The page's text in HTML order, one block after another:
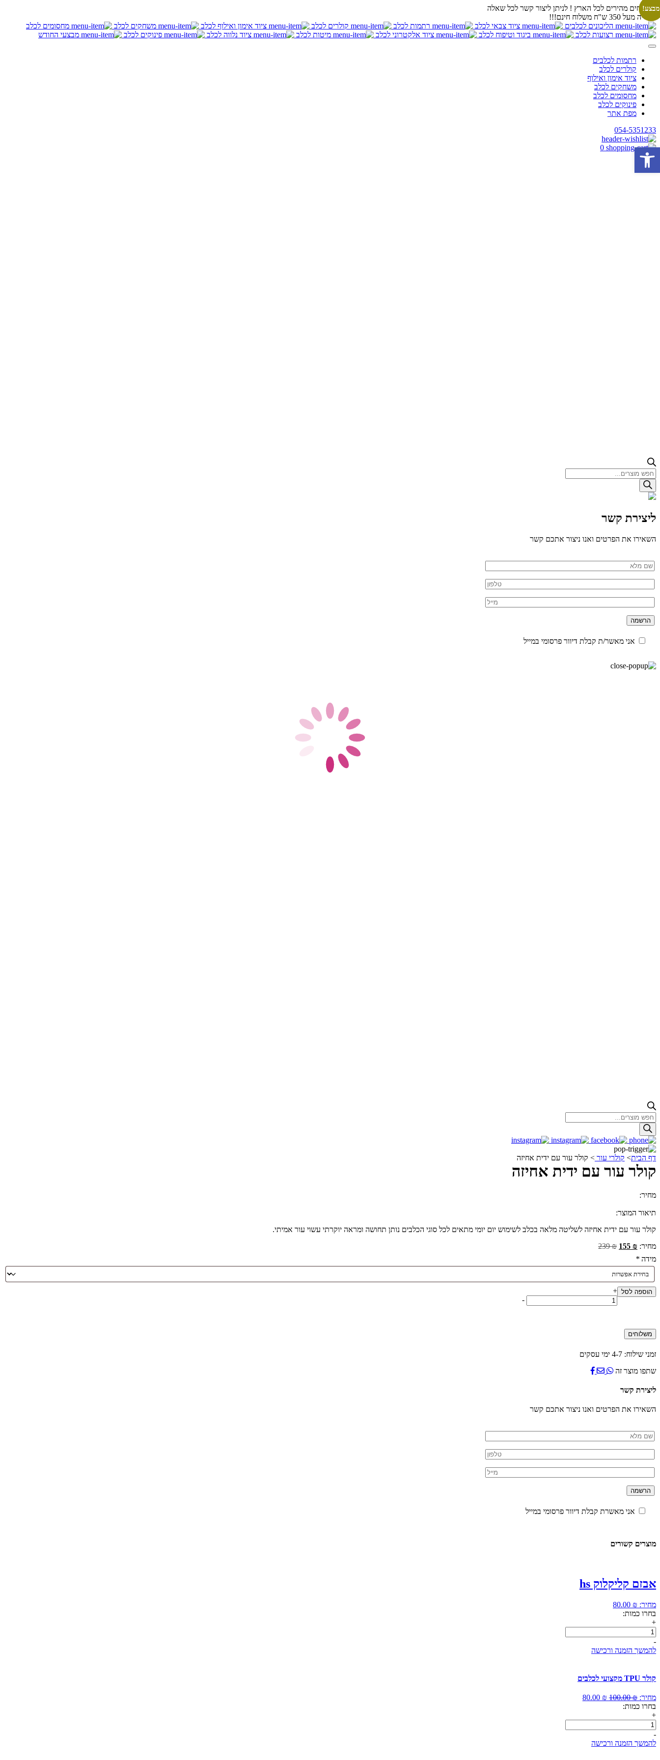
משלוחים מהירים לכל הארץ ! לניתן ליצור קשר לכל שאלה
בקנייה מעל 350 ש"ח משלוח חינם!!!
הליכונים לכלבים
ציוד צבאי לכלב רתמות לכלב קולרים לכלב ציוד אימון ואילוף לכלב משחקים לכלב
מחסומים לכלב
רצועות לכלב
ביגוד וטיפוח לכלב ציוד אלקטרוני לכלב מיטות לכלב ציוד נלווה לכלב פינוקים לכלב מבצעי החודש
רתמות לכלבים
קולרים לכלב
ציוד אימון ואילוף
משחקים לכלב
מחסומים לכלב
פינוקים לכלב
מפת אתר
054-5351233
0
Products
search
ליצירת קשר
השאירו את הפרטים ואנו ניצור אתכם קשר
אני מאשר/ת קבלת דיוור פרסומי במייל
Products
search
דף הבית> קולרי עור > קולר עור עם ידית אחיזה
קולר עור עם ידית אחיזה
מחיר:
המקורי
239.00 ₪.
155.00 ₪.
תיאור המוצר:
קולר עור עם ידית אחיזה לשליטה מלאה בכלב לשימוש יום יומי מתאים לכל סוגי הכלבים נותן תחושה ומראה יוקרתי עשוי עור אמיתי.
מחיר:
155 ₪
239₪
מידה *
הוספה לסל +
כמות
של
אחיזה
-
משלוחים
זמני שילוח: 4-7 ימי עסקים
שתפו מוצר זה
ליצירת קשר
השאירו את הפרטים ואנו ניצור אתכם קשר
אני מאשרת קבלת דיוור פרסומי במייל
מוצרים קשורים
אבזם קליקלוק hs
מחיר: 80.00 ₪
בחרו כמות:
+
כמות
של
אבזם
קליקלוק
-
להמשך הזמנה ורכישה
מבצע!
קולר TPU מקצועי לכלבים
מחיר: 100.00₪
המחיר
80.00 ₪
המחיר
בחרו כמות:
+
כמות
של
קולר
-
להמשך הזמנה ורכישה
מבצע!
פתח סרגל נגישות